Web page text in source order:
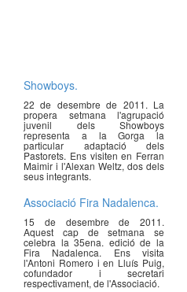
Showboys.
22 de desembre de 2011. La
propera setmana l'agrupació
juvenil dels Showboys
representa a la Gorga la
particular adaptació dels
Pastorets. Ens visiten en Ferran
Maimir i l'Alexan Weltz, dos dels
seus integrants.
Associació Fira Nadalenca.
15 de desembre de 2011.
Aquest cap de setmana se
celebra la 35ena. edició de la
Fira Nadalenca. Ens visita
l'Antoni Romero i en Lluís Puig,
cofundador i secretari
respectivament, de l'Associació.